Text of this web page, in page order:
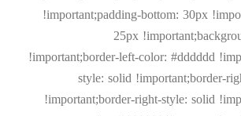
!important;padding-bottom: 30px
25px
!important;border-left-color: #dddddd
style: solid !important;border-
!important;border-right-style: solid